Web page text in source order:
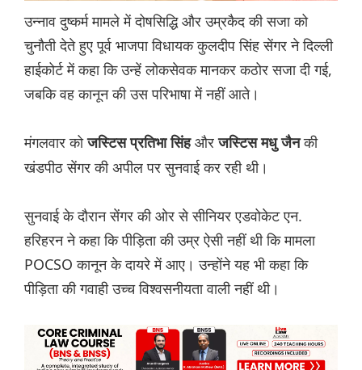
उन्नाव दुष्कर्म मामले में दोषसिद्धि और उम्रकैद की सजा को
चुनौती देते हुए पूर्व भाजपा विधायक कुलदीप सिंह सेंगर ने दिल्ली
हाईकोर्ट में कहा कि उन्हें लोकसेवक मानकर कठोर सजा दी गई,
जबकि वह कानून की उस परिभाषा में नहीं आते।
मंगलवार कोजस्टिस प्रतिभा सिंहऔरजस्टिस मधु जैनकी
खंडपीठ सेंगर की अपील पर सुनवाई कर रही थी।
सुनवाई के दौरान सेंगर की ओर से सीनियर एडवोकेट एन.
हरिहरन ने कहा कि पीड़िता की उम्र ऐसी नहीं थी कि मामला
POCSO कानून के दायरे में आए। उन्होंने यह भी कहा कि
पीड़िता की गवाही उच्च विश्वसनीयता वाली नहीं थी।